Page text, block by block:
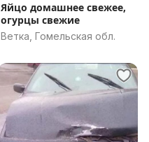
Яйцо домашнее свежее,
огурцы свежие
Ветка, Гомельская обл.